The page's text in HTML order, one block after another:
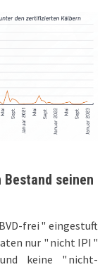
seinen
frei " eingestuft
nur " nicht IPI "
keine " nicht-